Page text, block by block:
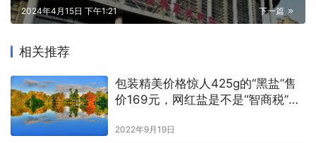
下一篇
2024年4月15日 下午1:21
相关推荐
包装精美价格惊人425g的“黑盐”售
价169元，网红盐是不是“智商税”
2022年9月19日